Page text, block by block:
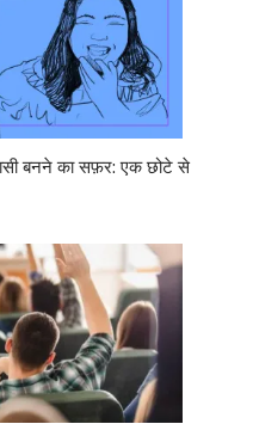
बनने का सफ़र: एक छोटे से